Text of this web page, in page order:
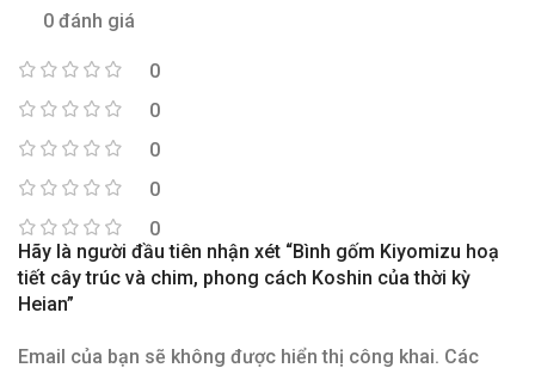
0 đánh giá
0
0
0
0
0
Hãy là người đầu tiên nhận xét “Bình gốm Kiyomizu hoạ
tiết cây trúc và chim, phong cách Koshin của thời kỳ
Heian”
Email của bạn sẽ không được hiển thị công khai. Các